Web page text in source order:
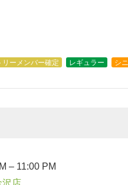
リーメンバー確定 レギュラー シ
– 11:00 PM
沢店